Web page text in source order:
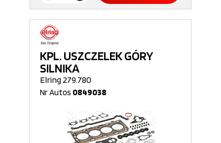
KPL. USZCZELEK GÓRY
SILNIKA
Elring 279.780
Nr Autos 0849038